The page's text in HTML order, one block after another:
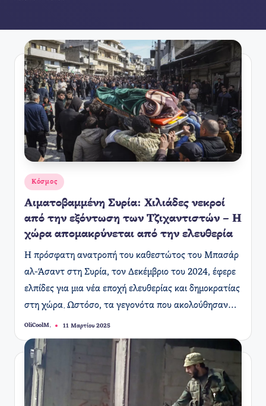
Αναρτήθηκε
σε
Κόσμος
Αιματοβαμμένη Συρία: Χιλιάδες νεκροί
από την εξόντωση των Τζιχαντιστών – Η
χώρα απομακρύνεται από την ελευθερία
​Η πρόσφατη ανατροπή του καθεστώτος του Μπασάρ
αλ-Άσαντ στη Συρία, τον Δεκέμβριο του 2024, έφερε
ελπίδες για μια νέα εποχή ελευθερίας και δημοκρατίας
στη χώρα. Ωστόσο, τα γεγονότα που ακολούθησαν…
Συγγραφέας:
OliCoolM. 11 Μαρτίου 2025